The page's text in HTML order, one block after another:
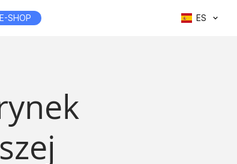
E-SHOP ES